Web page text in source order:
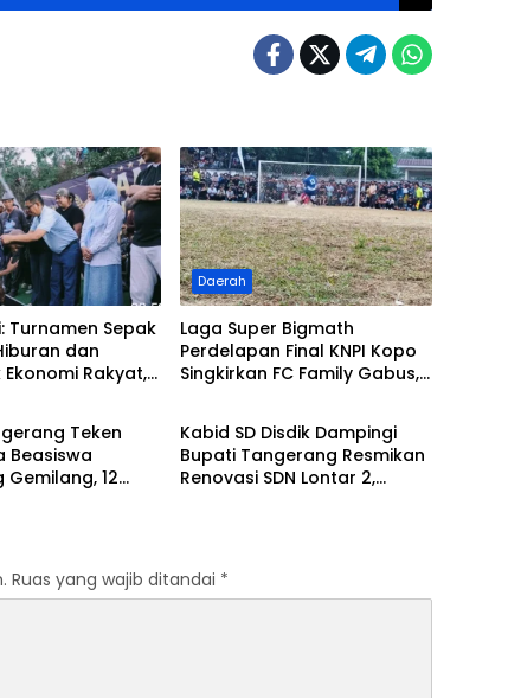
Turnamen Sepak
dan
Rakyat,
Daerah
Laga Super Bigmath
Perdelapan Final KNPI Kopo
Singkirkan FC Family Gabus,
Teken
Beasiswa
12
Pemerintah
Kabid SD Disdik Dampingi
Bupati Tangerang Resmikan
Renovasi SDN Lontar 2,
Ruas yang wajib ditandai *